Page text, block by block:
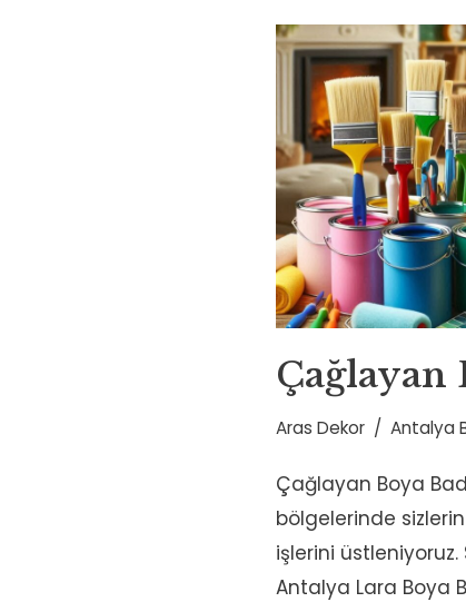
Çağlayan
Aras Dekor Antalya
Çağlayan Boya
bölgelerinde
işlerini üstleniyoruz.
Antalya Lara Boya